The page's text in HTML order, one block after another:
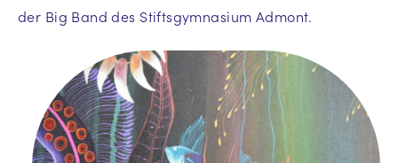
der Big Band des Stiftsgymnasium Admont.